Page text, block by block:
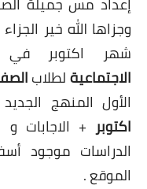
وجزاها الله خير
شهر اكتوبر
الاجتماعيةلطلاب
الأول المنهج الجديد 2021 / 2022 م
اكتوبر + الاجابات
الدراسات موجود
الموقع .